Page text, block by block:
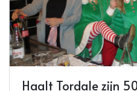
Haalt Tordale zijn